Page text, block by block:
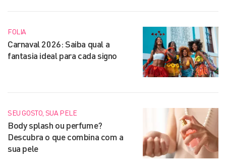
FOLIA
Carnaval 2026: Saiba qual a
fantasia ideal para cada signo
SEU GOSTO, SUA PELE
Body splash ou perfume?
Descubra o que combina com a
sua pele